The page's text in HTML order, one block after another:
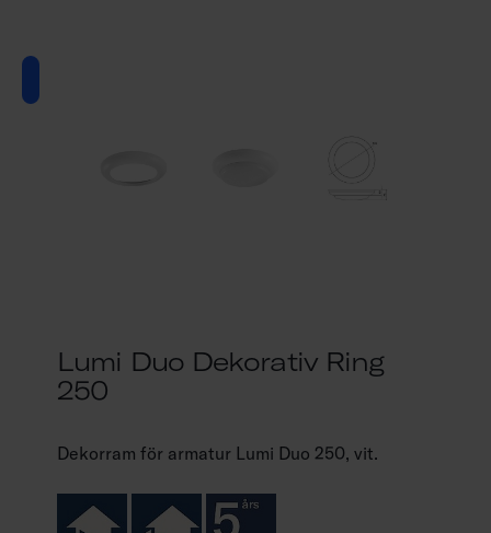
Lumi Duo Dekorativ Ring
250
Dekorram för armatur Lumi Duo 250, vit.